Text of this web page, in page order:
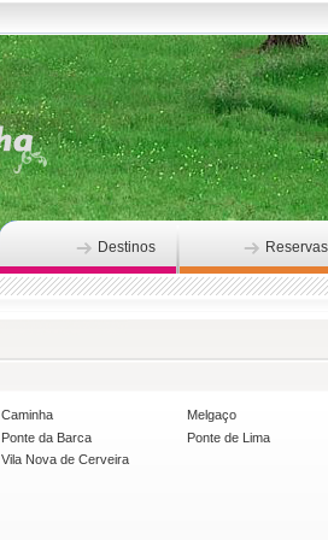
Destinos Reservas
Caminha
Melgaço
Ponte da Barca
Ponte de Lima
Vila Nova de Cerveira